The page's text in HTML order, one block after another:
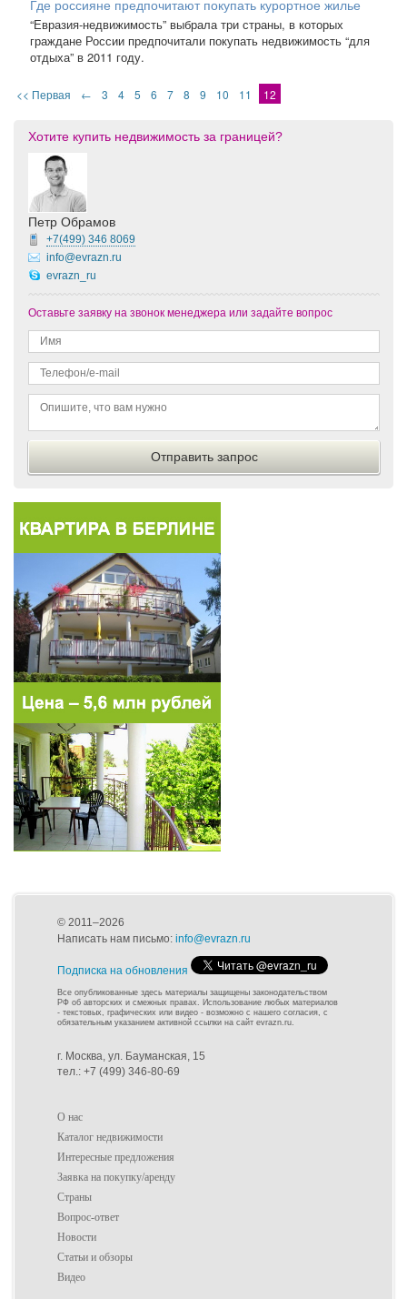
Где россияне предпочитают покупать курортное жилье
“Евразия-недвижимость” выбрала три страны, в которых
граждане России предпочитали покупать недвижимость “для
отдыха” в 2011 году.
<< Первая ← 3 4 5 6 7 8 9 10 11 12
Хотите купить недвижимость за границей?
Петр Обрамов
+7(499) 346 8069
info@evrazn.ru
evrazn_ru
Оставьте заявку на звонок менеджера или задайте вопрос
© 2011–2026
Написать нам письмо: info@evrazn.ru
Подписка на обновления
Все опубликованные здесь материалы защищены законодательством
РФ об авторских и смежных правах. Использование любых материалов
- текстовых, графических или видео - возможно с нашего согласия, с
обязательным указанием активной ссылки на сайт evrazn.ru.
г. Москва, ул. Бауманская, 15
тел.: +7 (499) 346-80-69
О нас
Каталог недвижимости
Интересные предложения
Заявка на покупку/аренду
Страны
Вопрос-ответ
Новости
Статьи и обзоры
Видео